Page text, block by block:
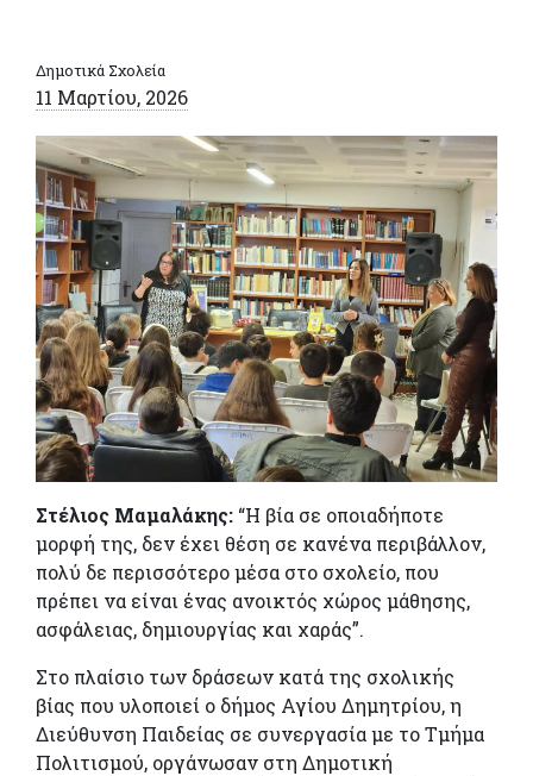
Δημοτικά Σχολεία
11 Μαρτίου, 2026
Στέλιος Μαμαλάκης: “Η βία σε οποιαδήποτε
μορφή της, δεν έχει θέση σε κανένα περιβάλλον,
πολύ δε περισσότερο μέσα στο σχολείο, που
πρέπει να είναι ένας ανοικτός χώρος μάθησης,
ασφάλειας, δημιουργίας και χαράς”.
Στο πλαίσιο των δράσεων κατά της σχολικής
βίας που υλοποιεί ο δήμος Αγίου Δημητρίου, η
Διεύθυνση Παιδείας σε συνεργασία με το Τμήμα
Πολιτισμού, οργάνωσαν στη Δημοτική